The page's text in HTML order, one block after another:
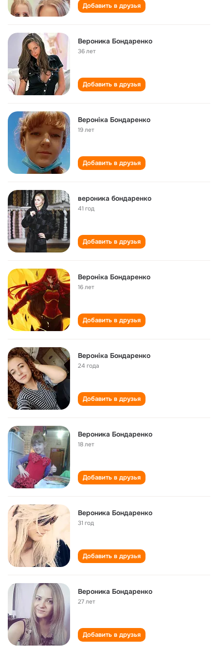
Добавить в друзья
Вероника Бондаренко
36 лет
Добавить в друзья
Вероніка Бондаренко
19 лет
Добавить в друзья
вероника бондаренко
41 год
Добавить в друзья
Вероніка Бондаренко
16 лет
Добавить в друзья
Вероніка Бондаренко
24 года
Добавить в друзья
Вероника Бондаренко
18 лет
Добавить в друзья
Вероника Бондаренко
31 год
Добавить в друзья
Вероника Бондаренко
27 лет
Добавить в друзья